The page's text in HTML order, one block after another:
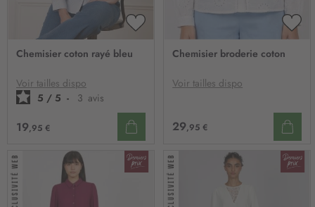
AJOUTER
D’ENVIE
Chemisier coton rayé bleu
Voir tailles dispo
5 / 5 - 3 avis
19,95 €
Chemisier broderie coton
Voir tailles dispo
29,95 €